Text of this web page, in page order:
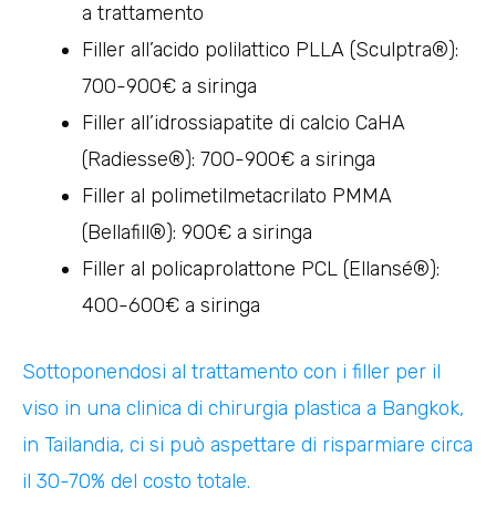
a trattamento
Filler all’acido polilattico PLLA (Sculptra®):
700-900€ a siringa
Filler all’idrossiapatite di calcio CaHA
(Radiesse®): 700-900€ a siringa
Filler al polimetilmetacrilato PMMA
(Bellafill®): 900€ a siringa
Filler al policaprolattone PCL (Ellansé®):
400-600€ a siringa
Sottoponendosi al trattamento con i filler per il
viso in una clinica di chirurgia plastica a Bangkok,
in Tailandia, ci si può aspettare di risparmiare circa
il 30-70% del costo totale.